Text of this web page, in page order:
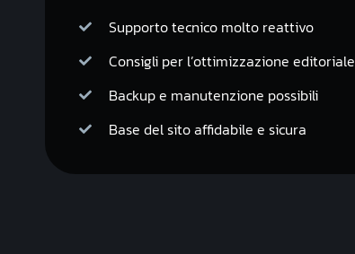
Supporto tecnico molto reattivo
Consigli per l’ottimizzazione editoriale
Backup e manutenzione possibili
Base del sito affidabile e sicura